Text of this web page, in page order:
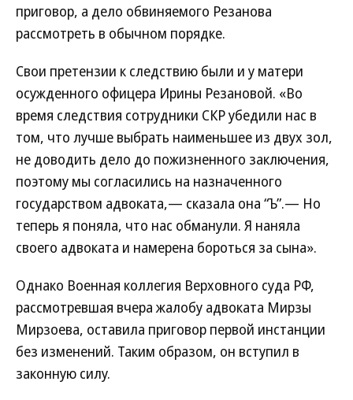
приговор, а дело обвиняемого Резанова
рассмотреть в обычном порядке.
Свои претензии к следствию были и у матери
осужденного офицера Ирины Резановой. «Во
время следствия сотрудники СКР убедили нас в
том, что лучше выбрать наименьшее из двух зол,
не доводить дело до пожизненного заключения,
поэтому мы согласились на назначенного
государством адвоката,— сказала она “Ъ”.— Но
теперь я поняла, что нас обманули. Я наняла
своего адвоката и намерена бороться за сына».
Однако Военная коллегия Верховного суда РФ,
рассмотревшая вчера жалобу адвоката Мирзы
Мирзоева, оставила приговор первой инстанции
без изменений. Таким образом, он вступил в
законную силу.